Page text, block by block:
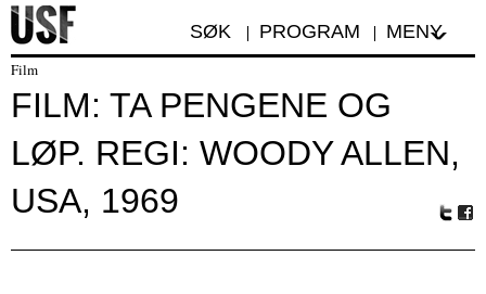
SØK PROGRAM MENY
Film
FILM: TA PENGENE OG
LØP. REGI: WOODY ALLEN,
USA, 1969